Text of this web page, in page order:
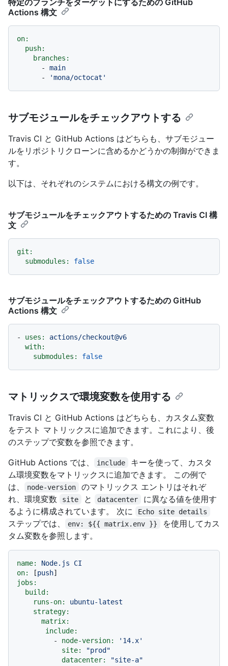
Actions 構文
on:
push:
branches:
-
main
-
'mona/octocat'
サブモジュールをチェックアウトする
Travis CI と GitHub Actions はどちらも、サブモジュー
ルをリポジトリクローンに含めるかどうかの制御ができま
す。
以下は、それぞれのシステムにおける構文の例です。
サブモジュールをチェックアウトするための Travis CI 構
文
git:
submodules:
false
サブモジュールをチェックアウトするための GitHub
Actions 構文
- uses:
actions/checkout@v6
with:
submodules:
false
マトリックスで環境変数を使用する
Travis CI と GitHub Actions はどちらも、カスタム変数
をテスト マトリックスに追加できます。これにより、後
のステップで変数を参照できます。
GitHub Actions では、
include
キーを使って、カスタ
ム環境変数をマトリックスに追加できます。 この例で
は、
node-version
のマトリックス エントリはそれぞ
れ、環境変数
site と datacenter
に異なる値を使用す
るように構成されています。 次に
Echo site details
ステップでは、 env: ${{ matrix.env }}
を使用してカス
タム変数を参照します。
name: Node.js
CI
on:
[push
jobs:
build:
runs-on:
ubuntu-latest
strategy:
matrix:
include:
-
node-version:
'14.x'
site:
"prod"
datacenter:
"site-a"